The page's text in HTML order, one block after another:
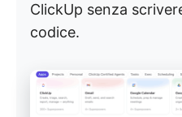
ClickUp senza
codice.